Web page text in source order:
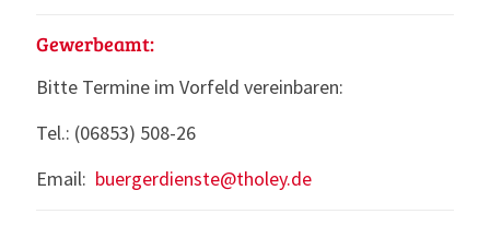
Gewerbeamt:
Bitte Termine im Vorfeld vereinbaren:
Tel.: (06853) 508-26
Email: buergerdienste@tholey.de